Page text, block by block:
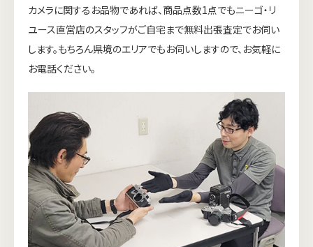
カメラに関するお品物であれば、商品点数1点でもニーゴ・リ
ユース直営店のスタッフがご自宅まで無料出張査定でお伺い
します。もちろん県境のエリアでもお伺いしますので、お気軽に
お電話ください。